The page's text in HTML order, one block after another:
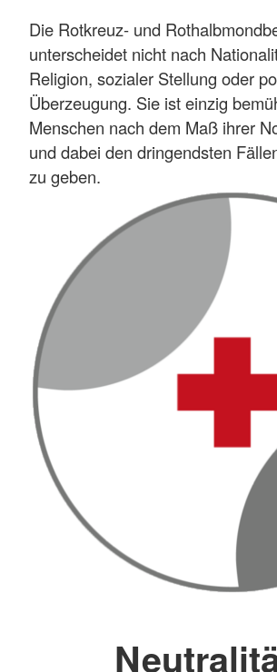
Die Rotkreuz- und
unterscheidet nicht nach
Religion, sozialer Stellung oder
Überzeugung. Sie ist einzig
Menschen nach dem Maß ihrer
und dabei den dringendsten
zu geben.